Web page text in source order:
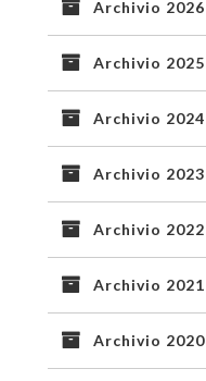
Archivio 2026
Archivio 2025
Archivio 2024
Archivio 2023
Archivio 2022
Archivio 2021
Archivio 2020